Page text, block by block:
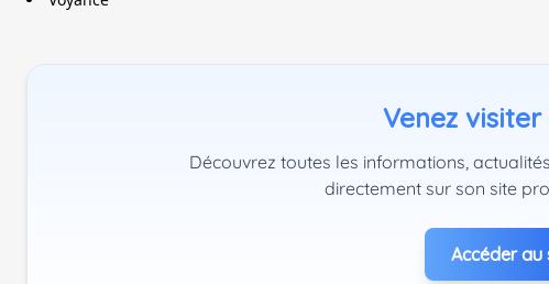
Venez visiter
Découvrez toutes les informations,
directement sur son site
Accéder au